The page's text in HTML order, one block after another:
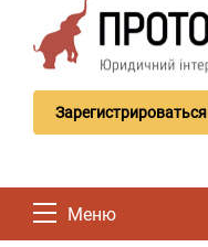
Зарегистрироваться
Меню